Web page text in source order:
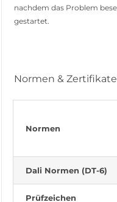
nachdem das Problem
gestartet.
Normen & Zertifikate
Normen
Dali Normen (DT-6)
Prüfzeichen